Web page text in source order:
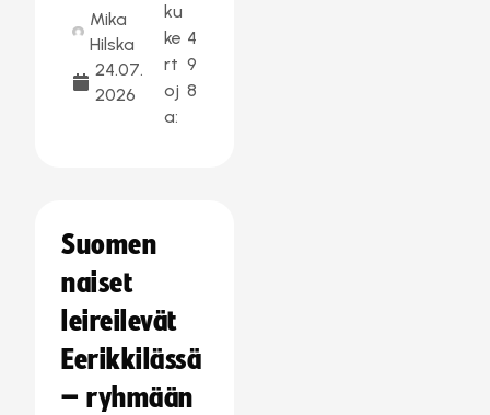
Mika
Hilska
24.07.
2026
ku
ke
rt
oj
a:
4
9
8
Suomen
naiset
leireilevät
Eerikkilässä
– ryhmään